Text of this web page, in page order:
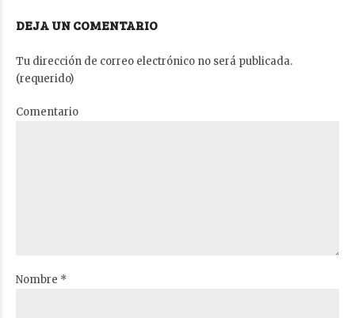
DEJA UN COMENTARIO
Tu dirección de correo electrónico no será publicada.
(requerido)
Comentario
Nombre *